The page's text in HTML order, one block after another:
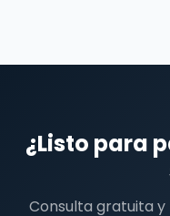
¿Listo para
Consulta gratuita